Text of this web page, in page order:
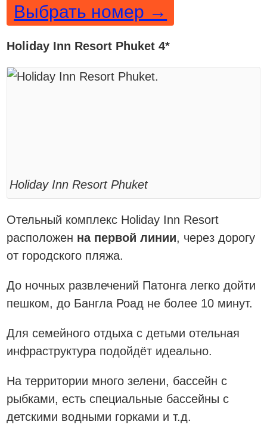
Выбрать номер →
Holiday Inn Resort Phuket 4*
Holiday Inn Resort Phuket
Отельный комплекс Holiday Inn Resort
расположен на первой линии, через дорогу
от городского пляжа.
До ночных развлечений Патонга легко дойти
пешком, до Бангла Роад не более 10 минут.
Для семейного отдыха с детьми отельная
инфраструктура подойдёт идеально.
На территории много зелени, бассейн с
рыбками, есть специальные бассейны с
детскими водными горками и т.д.